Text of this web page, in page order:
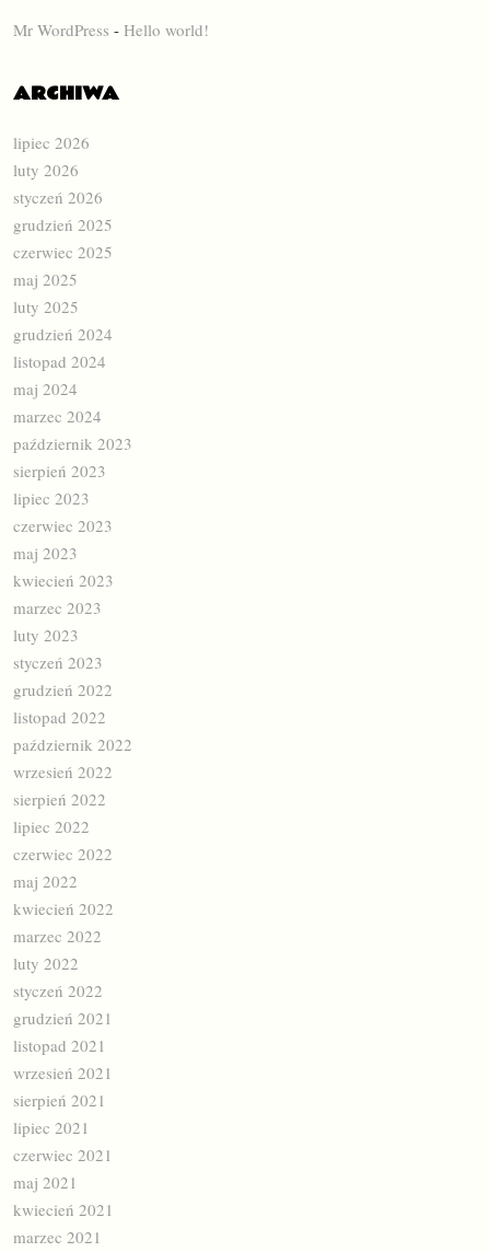
Mr WordPress - Hello world!
ARCHIWA
lipiec 2026
luty 2026
styczeń 2026
grudzień 2025
czerwiec 2025
maj 2025
luty 2025
grudzień 2024
listopad 2024
maj 2024
marzec 2024
październik 2023
sierpień 2023
lipiec 2023
czerwiec 2023
maj 2023
kwiecień 2023
marzec 2023
luty 2023
styczeń 2023
grudzień 2022
listopad 2022
październik 2022
wrzesień 2022
sierpień 2022
lipiec 2022
czerwiec 2022
maj 2022
kwiecień 2022
marzec 2022
luty 2022
styczeń 2022
grudzień 2021
listopad 2021
wrzesień 2021
sierpień 2021
lipiec 2021
czerwiec 2021
maj 2021
kwiecień 2021
marzec 2021